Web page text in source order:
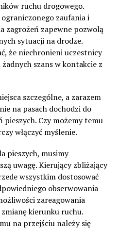
ruchu drogowego.
ograniczonego zaufania i
zagrożeń zapewne pozwolą
sytuacji na drodze.
że niechronieni uczestnicy
szans w kontakcie z
szczególne, a zarazem
na pasach dochodzi do
Czy możemy temu
włączyć myślenie.
pieszych, musimy
uwagę. Kierujący zbliżający
wszystkim dostosować
obserwowania
zareagowania
kierunku ruchu.
na przejściu należy się